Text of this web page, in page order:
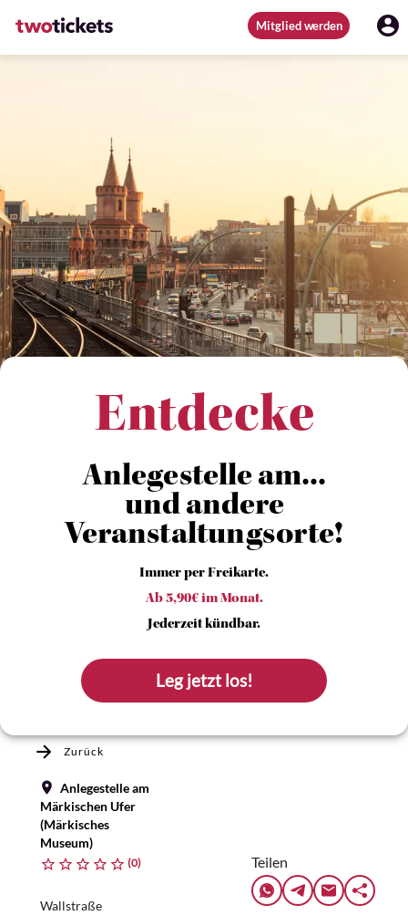
Mitglied werden
Entdecke
Anlegestelle am...
und andere
Veranstaltungsorte!
Immer per Freikarte.
Ab 5,90€ im Monat.
Jederzeit kündbar.
Leg jetzt los!
Zurück
Anlegestelle am
Märkischen Ufer
(Märkisches
Museum)
(0)
Wallstraße
Teilen